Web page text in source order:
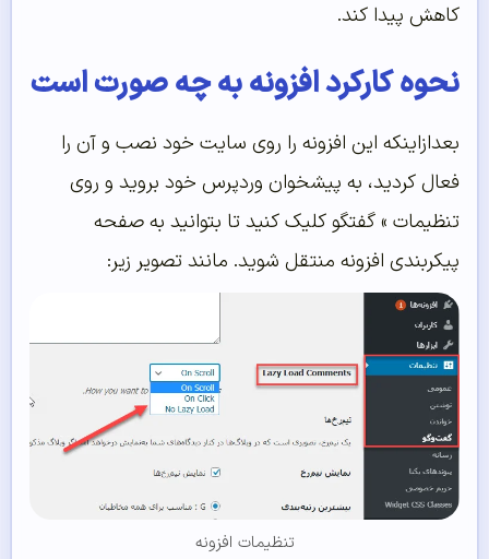
کاهش پیدا کند.
نحوه کارکرد افزونه به چه صورت است
بعدازاینکه این افزونه را روی سایت خود نصب و آن را
فعال کردید، به پیشخوان وردپرس خود بروید و روی
تنظیمات » گفتگو کلیک کنید تا بتوانید به صفحه
پیکربندی افزونه منتقل شوید. مانند تصویر زیر:
تنظیمات افزونه